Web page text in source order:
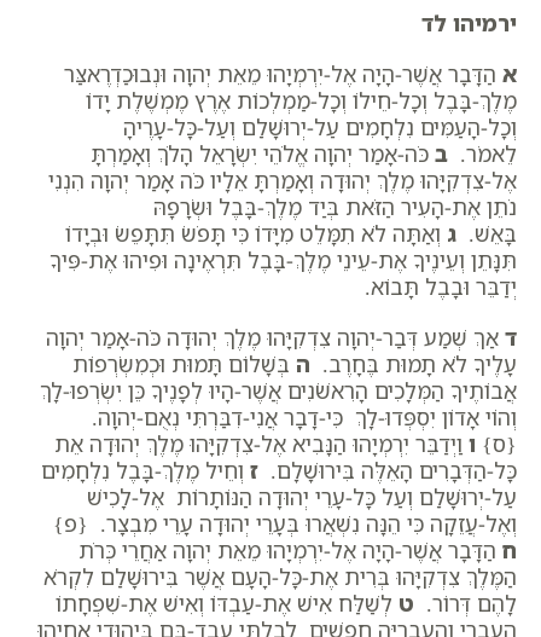
ירמיהו לד
א הַדָּבָר אֲשֶׁר-הָיָה אֶל-יִרְמְיָהוּ מֵאֵת יְהוָה וּנְבוּכַדְרֶאצַּר
מֶלֶךְ-בָּבֶל וְכָל-חֵילוֹ וְכָל-מַמְלְכוֹת אֶרֶץ מֶמְשֶׁלֶת יָדוֹ
וְכָל-הָעַמִּים נִלְחָמִים עַל-יְרוּשָׁלִַם וְעַל-כָּל-עָרֶיהָ
לֵאמֹר. ב כֹּה-אָמַר יְהוָה אֱלֹהֵי יִשְׂרָאֵל הָלֹךְ וְאָמַרְתָּ
אֶל-צִדְקִיָּהוּ מֶלֶךְ יְהוּדָה וְאָמַרְתָּ אֵלָיו כֹּה אָמַר יְהוָה הִנְנִי
נֹתֵן אֶת-הָעִיר הַזֹּאת בְּיַד מֶלֶךְ-בָּבֶל וּשְׂרָפָהּ
בָּאֵשׁ. ג וְאַתָּה לֹא תִמָּלֵט מִיָּדוֹ כִּי תָּפֹשׂ תִּתָּפֵשׂ וּבְיָדוֹ
תִּנָּתֵן וְעֵינֶיךָ אֶת-עֵינֵי מֶלֶךְ-בָּבֶל תִּרְאֶינָה וּפִיהוּ אֶת-פִּיךָ
יְדַבֵּר וּבָבֶל תָּבוֹא.
ד אַךְ שְׁמַע דְּבַר-יְהוָה צִדְקִיָּהוּ מֶלֶךְ יְהוּדָה כֹּה-אָמַר יְהוָה
עָלֶיךָ לֹא תָמוּת בֶּחָרֶב. ה בְּשָׁלוֹם תָּמוּת וּכְמִשְׂרְפוֹת
אֲבוֹתֶיךָ הַמְּלָכִים הָרִאשֹׁנִים אֲשֶׁר-הָיוּ לְפָנֶיךָ כֵּן יִשְׂרְפוּ-לָךְ
וְהוֹי אָדוֹן יִסְפְּדוּ-לָךְ כִּי-דָבָר אֲנִי-דִבַּרְתִּי נְאֻם-יְהוָה.
{ס} ו וַיְדַבֵּר יִרְמְיָהוּ הַנָּבִיא אֶל-צִדְקִיָּהוּ מֶלֶךְ יְהוּדָה אֵת
כָּל-הַדְּבָרִים הָאֵלֶּה בִּירוּשָׁלִָם. ז וְחֵיל מֶלֶךְ-בָּבֶל נִלְחָמִים
עַל-יְרוּשָׁלִַם וְעַל כָּל-עָרֵי יְהוּדָה הַנּוֹתָרוֹת אֶל-לָכִישׁ
וְאֶל-עֲזֵקָה כִּי הֵנָּה נִשְׁאֲרוּ בְּעָרֵי יְהוּדָה עָרֵי מִבְצָר. {פ}
ח הַדָּבָר אֲשֶׁר-הָיָה אֶל-יִרְמְיָהוּ מֵאֵת יְהוָה אַחֲרֵי כְּרֹת
הַמֶּלֶךְ צִדְקִיָּהוּ בְּרִית אֶת-כָּל-הָעָם אֲשֶׁר בִּירוּשָׁלִַם לִקְרֹא
לָהֶם דְּרוֹר. ט לְשַׁלַּח אִישׁ אֶת-עַבְדּוֹ וְאִישׁ אֶת-שִׁפְחָתוֹ
הָעִבְרִי וְהָעִבְרִיָּה חָפְשִׁים לְבִלְתִּי עֲבָד-בָּם בִּיהוּדִי אָחִיהוּ